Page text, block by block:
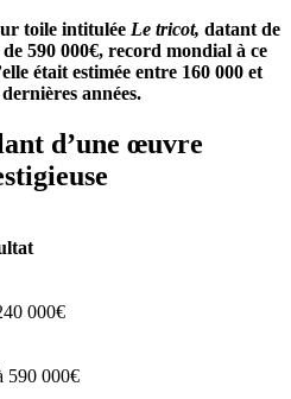
toile intitulée Le tricot, datant de
590 000€, record mondial à ce
était estimée entre 160 000 et
années.
d’une œuvre
000€
590 000€